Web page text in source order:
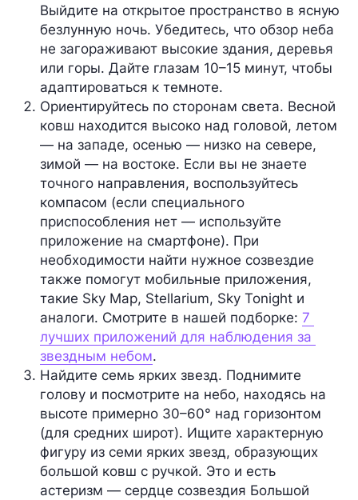
Выйдите на открытое пространство в ясную
безлунную ночь. Убедитесь, что обзор неба
не загораживают высокие здания, деревья
или горы. Дайте глазам 10–15 минут, чтобы
адаптироваться к темноте.
Ориентируйтесь по сторонам света. Весной
ковш находится высоко над головой, летом
— на западе, осенью — низко на севере,
зимой — на востоке. Если вы не знаете
точного направления, воспользуйтесь
компасом (если специального
приспособления нет — используйте
приложение на смартфоне). При
необходимости найти нужное созвездие
также помогут мобильные приложения,
такие Sky Map, Stellarium, Sky Tonight и
аналоги. Смотрите в нашей подборке: 7
лучших приложений для наблюдения за
звездным небом.
Найдите семь ярких звезд. Поднимите
голову и посмотрите на небо, находясь на
высоте примерно 30–60° над горизонтом
(для средних широт). Ищите характерную
фигуру из семи ярких звезд, образующих
большой ковш с ручкой. Это и есть
астеризм — сердце созвездия Большой